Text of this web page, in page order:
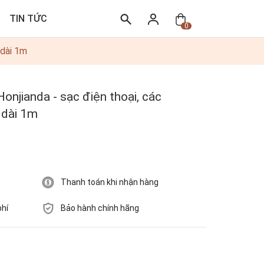
TIN TỨC
0
1m
- sạc điện thoại, các
1m
Thanh toán khi nhận hàng
Bảo hành chính hãng